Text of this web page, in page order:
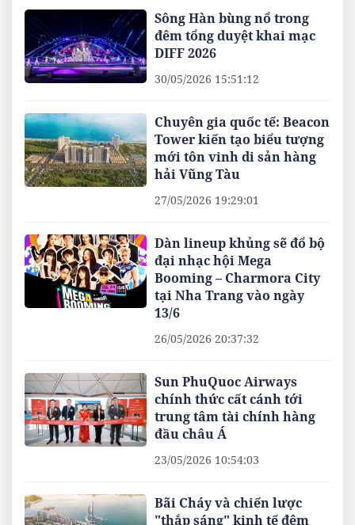
Sông Hàn bùng nổ trong
đêm tổng duyệt khai mạc
DIFF 2026
30/05/2026 15:51:12
Chuyên gia quốc tế: Beacon
Tower kiến tạo biểu tượng
mới tôn vinh di sản hàng
hải Vũng Tàu
27/05/2026 19:29:01
Dàn lineup khủng sẽ đổ bộ
đại nhạc hội Mega
Booming – Charmora City
tại Nha Trang vào ngày
13/6
26/05/2026 20:37:32
Sun PhuQuoc Airways
chính thức cất cánh tới
trung tâm tài chính hàng
đầu châu Á
23/05/2026 10:54:03
Bãi Cháy và chiến lược
"thắp sáng" kinh tế đêm